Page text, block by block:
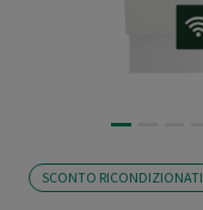
SCONTO RICONDIZIONATI